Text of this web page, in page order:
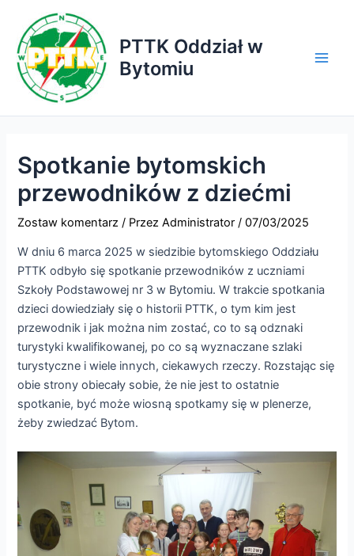
treści
PTTK Oddział w
Bytomiu
Spotkanie bytomskich
przewodników z dziećmi
Zostaw komentarz / PrzezAdministrator/07/03/2025
W dniu 6 marca 2025 w siedzibie bytomskiego Oddziału
PTTK odbyło się spotkanie przewodników z uczniami
Szkoły Podstawowej nr 3 w Bytomiu. W trakcie spotkania
dzieci dowiedziały się o historii PTTK, o tym kim jest
przewodnik i jak można nim zostać, co to są odznaki
turystyki kwalifikowanej, po co są wyznaczane szlaki
turystyczne i wiele innych, ciekawych rzeczy. Rozstając się
obie strony obiecały sobie, że nie jest to ostatnie
spotkanie, być może wiosną spotkamy się w plenerze,
żeby zwiedzać Bytom.